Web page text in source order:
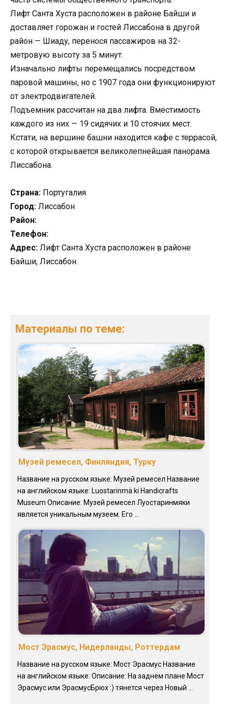
Лифт Санта Хуста расположен в районе Байши и
доставляет горожан и гостей Лиссабона в другой
район — Шиаду, перенося пассажиров на 32-
метровую высоту за 5 минут.
Изначально лифты перемещались посредством
паровой машины, но с 1907 года они функционируют
от электродвигателей.
Подъемник рассчитан на два лифта. Вместимость
каждого из них — 19 сидячих и 10 стоячих мест.
Кстати, на вершине башни находится кафе с террасой,
с которой открывается великолепнейшая панорама
Лиссабона.
Страна: Португалия
Город: Лиссабон
Район:
Телефон:
Адрес: Лифт Санта Хуста расположен в районе
Байши, Лиссабон.
Материалы по теме:
Музей ремесел, Финляндия, Турку
Название на русском языке: Музей ремесел Название
на английском языке: Luostarinmä ki Handicrafts
Museum Описание: Музей ремесел Луостаринмяки
является уникальным музеем. Его ...
Мост Эрасмус, Нидерланды, Роттердам
Название на русском языке: Мост Эрасмус Название
на английском языке: Описание: На заднем плане Мост
Эрасмус или ЭрасмусБрюх :) тянется через Новый ...